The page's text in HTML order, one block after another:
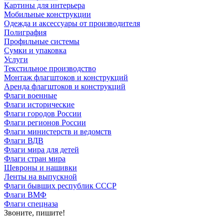
Картины для интерьера
Мобильные конструкции
Одежда и аксессуары от производителя
Полиграфия
Профильные системы
Сумки и упаковка
Услуги
Текстильное производство
Монтаж флагштоков и конструкций
Аренда флагштоков и конструкций
Флаги военные
Флаги исторические
Флаги городов России
Флаги регионов России
Флаги министерств и ведомств
Флаги ВДВ
Флаги мира для детей
Флаги стран мира
Шевроны и нашивки
Ленты на выпускной
Флаги бывших республик СССР
Флаги ВМФ
Флаги спецназа
Звоните, пишите!